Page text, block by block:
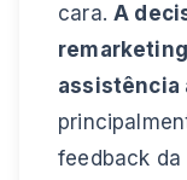
cara.A
assistência
feedback da